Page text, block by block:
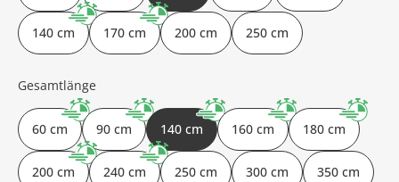
140 cm 170 cm 200 cm 250 cm
Gesamtlänge
60 cm 90 cm 140 cm 160 cm 180 cm
200 cm 240 cm 250 cm 300 cm 350 cm